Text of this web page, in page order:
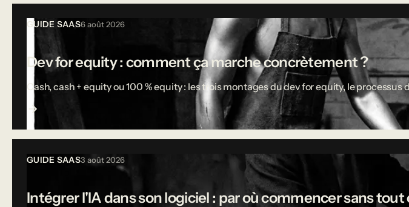
GUIDE SAAS6 août 2026
Dev for equity : comment ça marche concrètement ?
Cash, cash + equity ou 100 % equity : les trois montages du dev for equity, le
GUIDE SAAS3 août 2026
Intégrer l'IA dans son logiciel : par où commencer sans tout